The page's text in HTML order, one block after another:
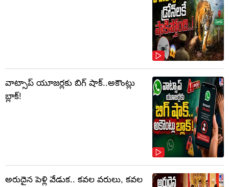
వాట్సాప్‌ యూజర్లకు బిగ్ షాక్..అకౌంట్లు
బ్లాక్!
అరుదైన పెళ్లి వేడుక.. కవల వరులు, కవల